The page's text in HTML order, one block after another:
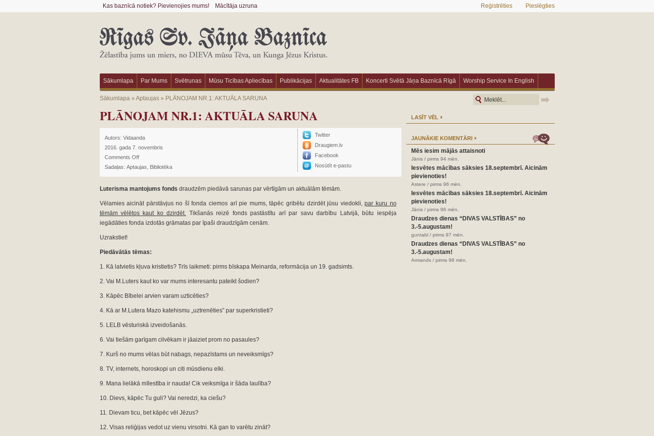
Kas baznīcā notiek? Pievienojies mums! Mācītāja uzruna Reģistrēties Pieslēgties
Sākumlapa Par Mums Svētrunas Mūsu Ticības Apliecības Publikācijas Aktualitātes FB Koncerti Svētā Jāņa Baznīcā Rīgā Worship Service In English
Sākumlapa» Aptaujas» PLĀNOJAM NR.1: AKTUĀLA SARUNA
PLĀNOJAM NR.1: AKTUĀLA SARUNA
Autors: Vidaanda
2016. gada 7. novembris
Comments Off
Sadaļas: Aptaujas Bibliotēka
Twitter
Draugiem.lv
Facebook
Nosūtīt e-pastu
Luterisma mantojums fonds draudzēm piedāvā sarunas par vērtīgām un aktuālām tēmām.
Vēlamies aicināt pārstāvjus no šī fonda ciemos arī pie mums, tāpēc gribētu dzirdēt jūsu viedokli,par kuru no
tēmām vēlētos kaut ko dzirdēt. Tikšanās reizē fonds pastāstītu arī par savu darbību Latvijā, būtu iespēja
iegādāties fonda izdotās grāmatas par īpaši draudzīgām cenām.
Uzrakstiet!
Piedāvātās tēmas:
1. Kā latvietis kļuva kristietis? Trīs laikmeti: pirms bīskapa Meinarda, reformācija un 19. gadsimts.
2. Vai M.Luters kaut ko var mums interesantu pateikt šodien?
3. Kāpēc Bībelei arvien varam uzticēties?
4. Kā ar M.Lutera Mazo katehismu „uztrenēties” par superkristieti?
5. LELB vēsturiskā izveidošanās.
6. Vai tiešām garīgam cilvēkam ir jāaiziet prom no pasaules?
7. Kurš no mums vēlas būt nabags, nepazīstams un neveiksmīgs?
8. TV, internets, horoskopi un citi mūsdienu elki.
9. Mana lielākā mīlestība ir nauda! Cik veiksmīga ir šāda laulība?
10. Dievs, kāpēc Tu guli? Vai neredzi, ka ciešu?
11. Dievam ticu, bet kāpēc vēl Jēzus?
12. Visas reliģijas vedot uz vienu virsotni. Kā gan to varētu zināt?
LASĪT VĒL
JAUNĀKIE KOMENTĀRI
Mēs iesim mājās attaisnoti
Jānis / pirms 94 mēn.
Iesvētes mācības sāksies 18.septembrī. Aicinām
pievienoties!
Astere / pirms 96 mēn.
Iesvētes mācības sāksies 18.septembrī. Aicinām
pievienoties!
Jānis / pirms 96 mēn.
Draudzes dienas “DIVAS VALSTĪBAS” no
3.-5.augustam!
guntabl / pirms 97 mēn.
Draudzes dienas “DIVAS VALSTĪBAS” no
3.-5.augustam!
Armands / pirms 98 mēn.